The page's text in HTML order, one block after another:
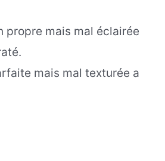
propre mais mal éclairée
mais mal texturée a